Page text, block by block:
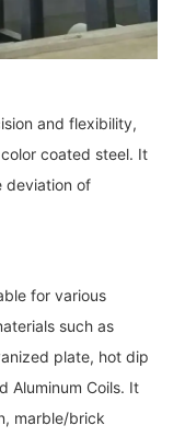
and flexibility,
coated steel. It
deviation of
for various
such as
plate, hot dip
Aluminum Coils. It
marble/brick